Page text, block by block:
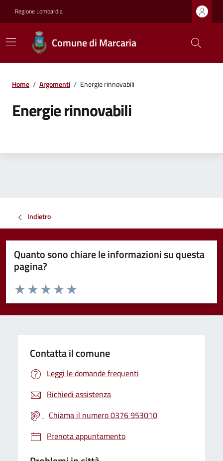
Regione Lombardia
Comune di Marcaria
Home / Argomenti / Energie rinnovabili
Energie rinnovabili
Indietro
Quanto sono chiare le informazioni su questa
pagina?
Valuta da 1 a 5 stelle la pagina
Valuta 5 stelle su 5
Valuta 4 stelle su 5
Valuta 3 stelle su 5
Valuta 2 stelle su 5
Valuta 1 stelle su 5
Contatta il comune
Leggi le domande frequenti
Richiedi assistenza
Chiama il numero 0376 953010
Prenota appuntamento